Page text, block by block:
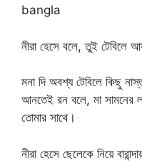
bangla
নীরা হেসে বলে, তুই টেবিলে
মনা দি অবশ্য টেবিলে কিছু
আনতেই রন বলে, মা সামনের
তোমার সাথে।
নীরা হেসে ছেলেকে নিয়ে